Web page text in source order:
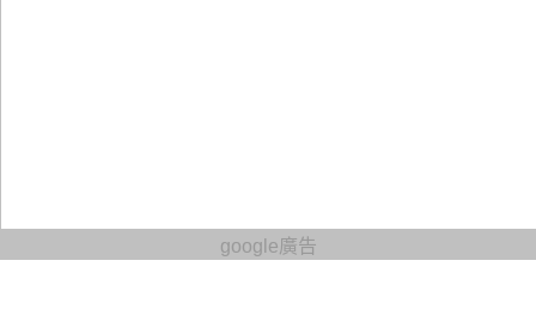
google廣告